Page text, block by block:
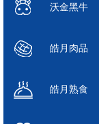
沃金黑牛
皓月肉品
皓月熟食